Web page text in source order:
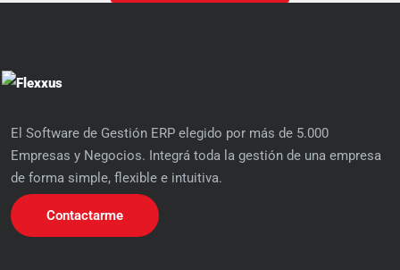
El Software de Gestión ERP elegido por más de 5.000
Empresas y Negocios. Integrá toda la gestión de una empresa
de forma simple, flexible e intuitiva.
Contactarme